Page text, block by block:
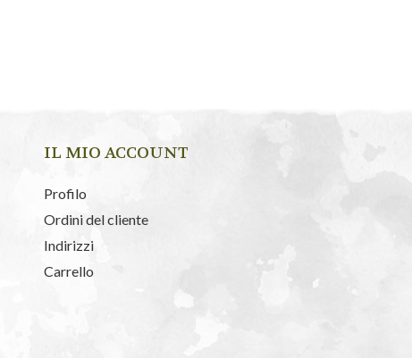
IL MIO ACCOUNT
Profilo
Ordini del cliente
Indirizzi
Carrello